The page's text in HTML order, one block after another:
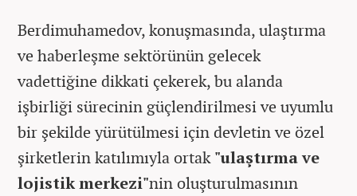
Berdimuhamedov, konuşmasında, ulaştırma
ve haberleşme sektörünün gelecek
vadettiğine dikkati çekerek, bu alanda
işbirliği sürecinin güçlendirilmesi ve uyumlu
bir şekilde yürütülmesi için devletin ve özel
şirketlerin katılımıyla ortak"ulaştırma ve
lojistik merkezi"nin oluşturulmasının